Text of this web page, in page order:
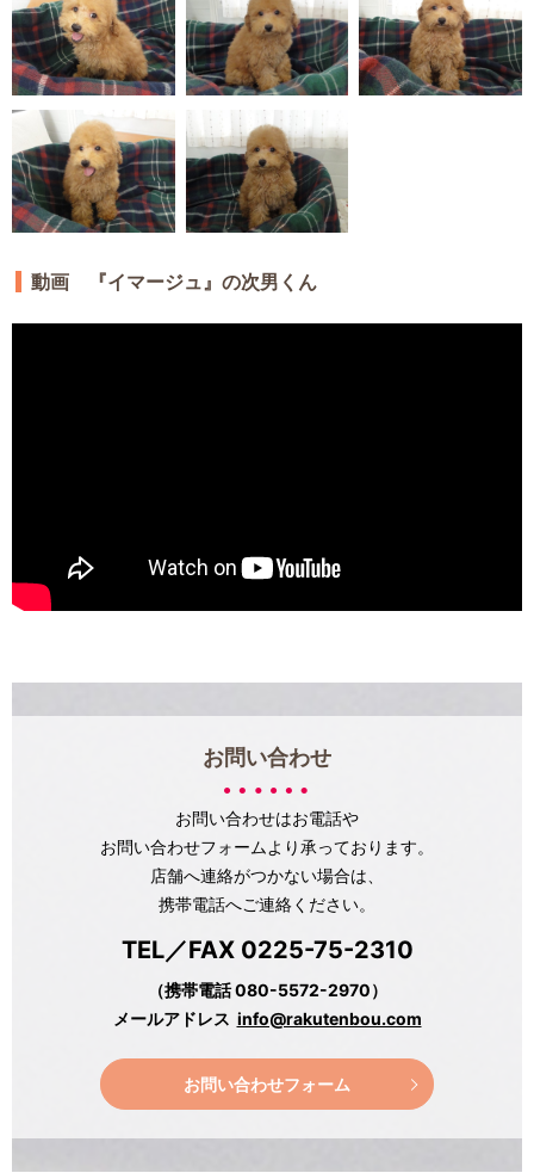
動画 『イマージュ』の次男くん
お問い合わせ
お問い合わせはお電話や
お問い合わせフォームより承っております。
店舗へ連絡がつかない場合は、
携帯電話へご連絡ください。
TEL／FAX 0225-75-2310
（携帯電話 080-5572-2970）
メールアドレス info@rakutenbou.com
お問い合わせフォーム